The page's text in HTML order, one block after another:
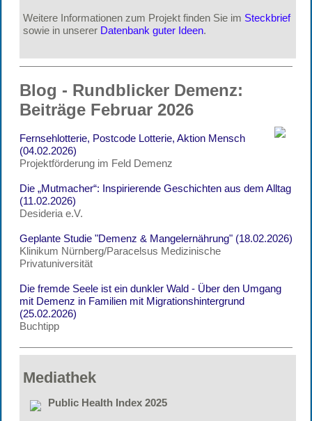
Weitere Informationen zum Projekt finden Sie im Steckbrief
sowie in unserer Datenbank guter Ideen.
Blog - Rundblicker Demenz:
Beiträge Februar 2026
Fernsehlotterie, Postcode Lotterie, Aktion Mensch
(04.02.2026)
Projektförderung im Feld Demenz
Die „Mutmacher“: Inspirierende Geschichten aus dem Alltag
(11.02.2026)
Desideria e.V.
Geplante Studie "Demenz & Mangelernährung" (18.02.2026)
Klinikum Nürnberg/Paracelsus Medizinische
Privatuniversität
Die fremde Seele ist ein dunkler Wald - Über den Umgang
mit Demenz in Familien mit Migrationshintergrund
(25.02.2026)
Buchtipp
Mediathek
Public Health Index 2025